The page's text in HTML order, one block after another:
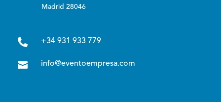
Madrid 28046
 +34 931 933 779
 info@eventoempresa.com